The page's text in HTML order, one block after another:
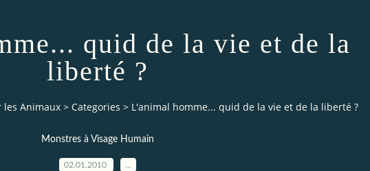
quid de la vie et de la
liberté ?
les Animaux > Categories > L'animal homme... quid de la vie et de la liberté ?
Monstres à Visage Humain
02.01.2010